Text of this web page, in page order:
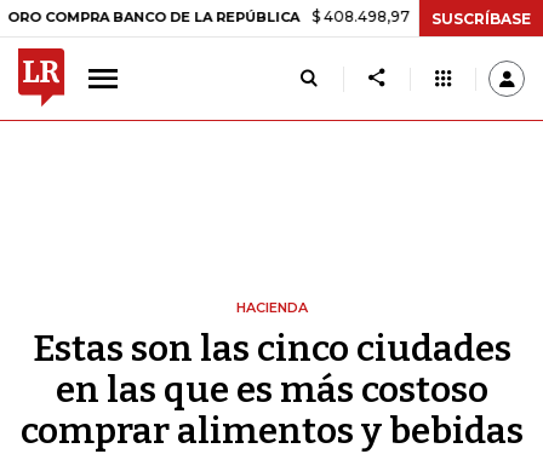
BANCO DE LA REPÚBLICA $ 408.498,97 +$ 8.753,81 +2,19%
SUSCRÍBASE
HACIENDA
Estas son las cinco ciudades
en las que es más costoso
comprar alimentos y bebidas